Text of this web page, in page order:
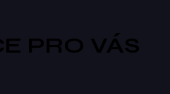
Á
DPRO VÁS